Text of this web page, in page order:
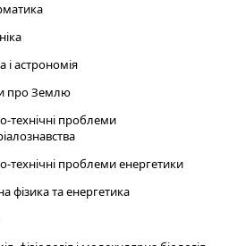
і астрономія
про Землю
технічні проблеми
технічні проблеми енергетики
фізика та енергетика